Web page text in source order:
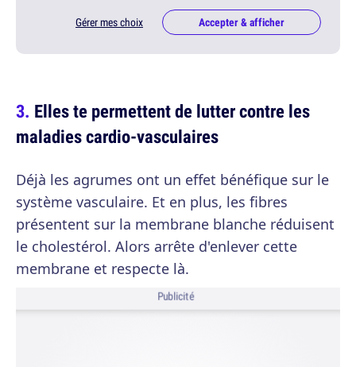
Gérer mes choix Accepter & afficher
Elles te permettent de lutter contre les
maladies cardio-vasculaires
Déjà les agrumes ont un effet bénéfique sur le
système vasculaire. Et en plus, les fibres
présentent sur la membrane blanche réduisent
le cholestérol. Alors arrête d'enlever cette
membrane et respecte là.
Publicité